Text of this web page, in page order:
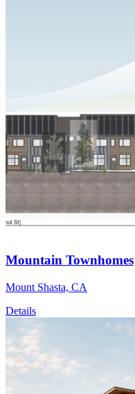
Mountain Townhomes
Mount Shasta, CA
Details